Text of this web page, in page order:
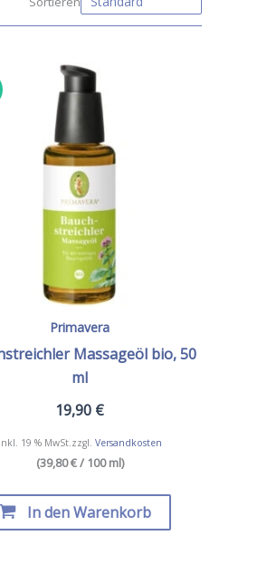
Primavera
Massageöl bio, 50
ml
19,90 €
inkl. 19 % MwSt.zzgl. Versandkosten
(39,80 € / 100 ml)
In den Warenkorb